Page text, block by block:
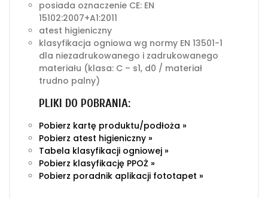
posiada oznaczenie CE: EN
15102:2007+A1:2011
atest higieniczny
klasyfikacja ogniowa wg normy EN 13501-1
dla niezadrukowanego i zadrukowanego
materiału (klasa: C – s1, d0 / materiał
trudno palny)
PLIKI DO POBRANIA:
Pobierz kartę produktu/podłoża »
Pobierz atest higieniczny »
Tabela klasyfikacji ogniowej »
Pobierz klasyfikację PPOŻ »
Pobierz poradnik aplikacji fototapet »